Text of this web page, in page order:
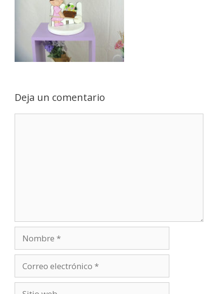
Deja un comentario
electrónico